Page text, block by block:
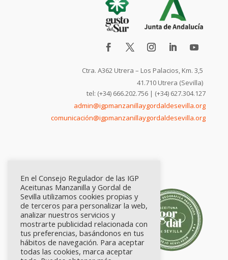
Ctra. A362 Utrera – Los Palacios, Km. 3,5
41.710 Utrera (Sevilla)
tel: (+34) 666.202.756 | (+34) 627.304.127
admin@igpmanzanillaygordaldesevilla.org
comunicación@igpmanzanillaygordaldesevilla.org
En el Consejo Regulador de las IGP
Aceitunas Manzanilla y Gordal de
Sevilla utilizamos cookies propias y
de terceros para personalizar la web,
analizar nuestros servicios y
mostrarte publicidad relacionada con
tus preferencias, basándonos en tus
hábitos de navegación. Para aceptar
todas las cookies, marca aceptar